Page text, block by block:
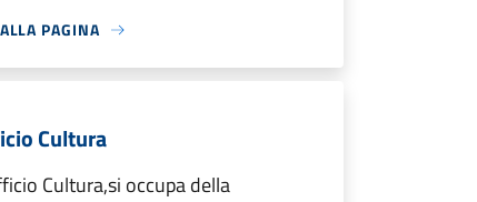
PAGINA
Cultura
Cultura,si occupa della